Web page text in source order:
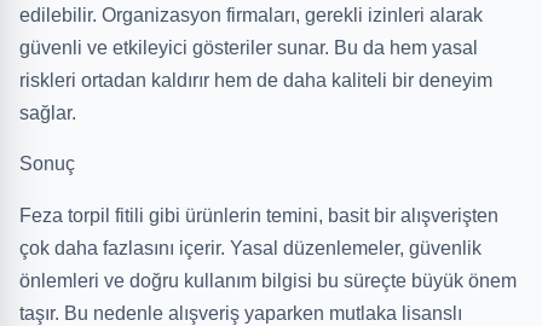
edilebilir. Organizasyon firmaları, gerekli izinleri alarak
güvenli ve etkileyici gösteriler sunar. Bu da hem yasal
riskleri ortadan kaldırır hem de daha kaliteli bir deneyim
sağlar.
Sonuç
Feza torpil fitili gibi ürünlerin temini, basit bir alışverişten
çok daha fazlasını içerir. Yasal düzenlemeler, güvenlik
önlemleri ve doğru kullanım bilgisi bu süreçte büyük önem
taşır. Bu nedenle alışveriş yaparken mutlaka lisanslı